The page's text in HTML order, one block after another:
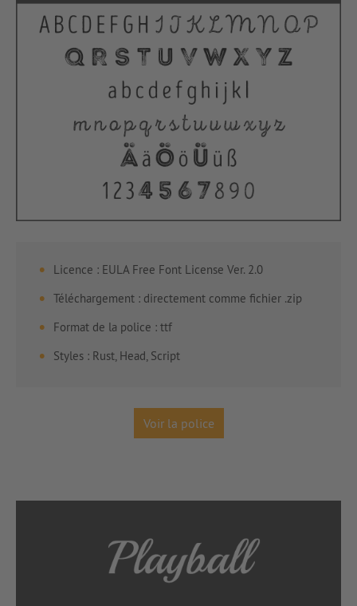
Licence : EULA Free Font License Ver. 2.0
Téléchargement : directement comme fichier .zip
Format de la police : ttf
Styles : Rust, Head, Script
Voir la police